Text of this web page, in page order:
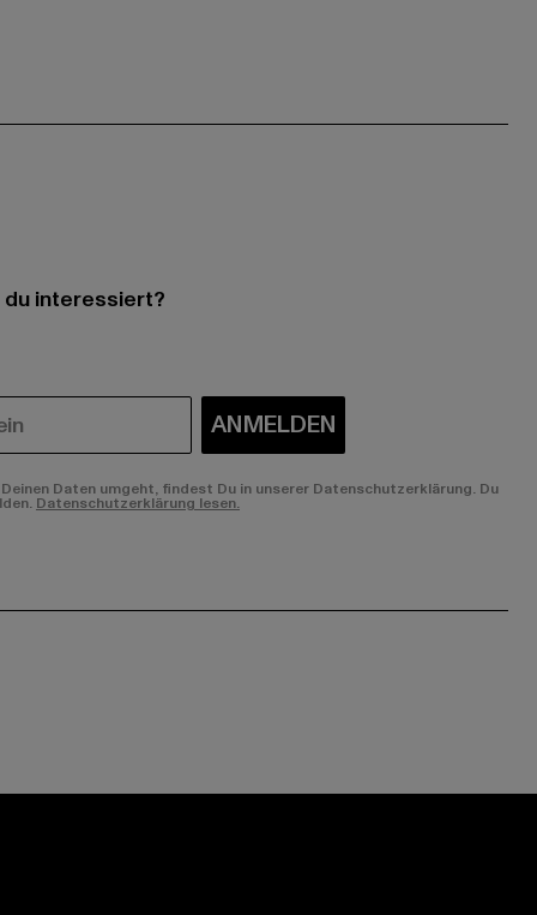
interessiert?
ANMELDEN
Daten umgeht, findest Du in unserer Datenschutzerklärung. Du
Datenschutzerklärung lesen.